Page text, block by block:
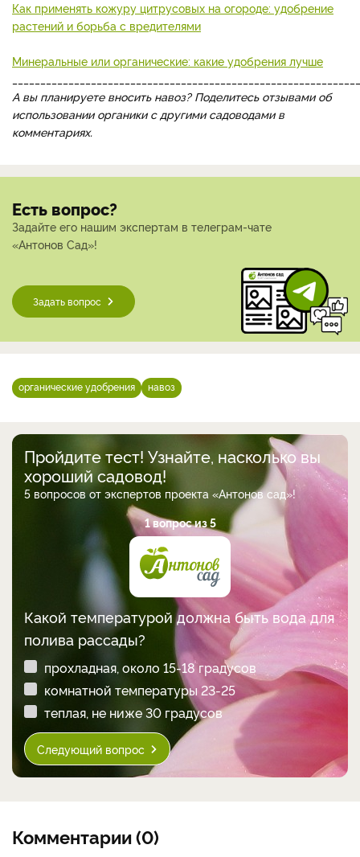
Как применять кожуру цитрусовых на огороде: удобрение
растений и борьба с вредителями
Минеральные или органические: какие удобрения лучше
А вы планируете вносить навоз? Поделитесь отзывами об
использовании органики с другими садоводами в
комментариях.
Есть вопрос?
Задайте его нашим экспертам в телеграм-чате
«Антонов Сад»!
Задать вопрос
органические удобрения навоз
Пройдите тест! Узнайте, насколько вы
хороший садовод!
5 вопросов от экспертов проекта «Антонов сад»!
1 вопрос из 5
Какой температурой должна быть вода для
полива рассады?
прохладная, около 15-18 градусов
комнатной температуры 23-25
теплая, не ниже 30 градусов
Следующий вопрос
Комментарии (0)